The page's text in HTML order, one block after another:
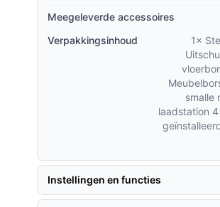
Meegeleverde accessoires
Verpakkingsinhoud
1×
smalle
laadstation
Instellingen en functies